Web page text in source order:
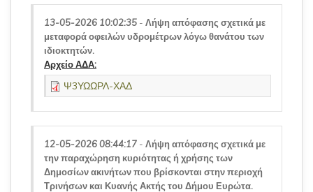
13-05-2026 10:02:35 - Λήψη απόφασης σχετικά με
μεταφορά οφειλών υδρομέτρων λόγω θανάτου των
ιδιοκτητών.
Αρχείο ΑΔΑ:
Ψ3ΥΩΩΡΛ-ΧΑΔ
12-05-2026 08:44:17 - Λήψη απόφασης σχετικά με
την παραχώρηση κυριότητας ή χρήσης των
Δημοσίων ακινήτων που βρίσκονται στην περιοχή
Τρινήσων και Κυανής Ακτής του Δήμου Ευρώτα.